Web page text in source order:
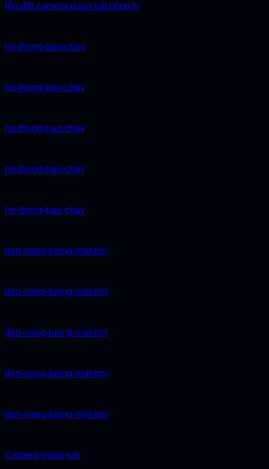
lắp đặt camera quan sát công ty
he-thong-bao-chay
he-thong-bao-chay
he-thong-bao-chay
he-thong-bao-chay
he-thong-bao-chay
den-nang-luong-mat-troi
den-nang-luong-mat-troi
den-nang-luong-mat-troi
den-nang-luong-mat-troi
den-nang-luong-mat-troi
Camera-quan-sát